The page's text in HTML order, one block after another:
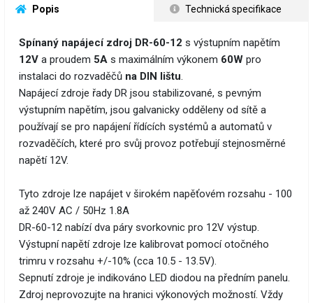
Popis Technická specifikace
Spínaný napájecí zdroj DR-60-12 s výstupním napětím
12V a proudem 5A s maximálním výkonem 60W pro
instalaci do rozvaděčů na DIN lištu.
Napájecí zdroje řady DR jsou stabilizované, s pevným
výstupním napětím, jsou galvanicky odděleny od sítě a
používají se pro napájení řídících systémů a automatů v
rozvaděčích, které pro svůj provoz potřebují stejnosměrné
napětí 12V.
Tyto zdroje lze napájet v širokém napěťovém rozsahu - 100
až 240V AC / 50Hz 1.8A
DR-60-12 nabízí dva páry svorkovnic pro 12V výstup.
Výstupní napětí zdroje lze kalibrovat pomocí otočného
trimru v rozsahu +/-10% (cca 10.5 - 13.5V).
Sepnutí zdroje je indikováno LED diodou na předním panelu.
Zdroj neprovozujte na hranici výkonových možností. Vždy